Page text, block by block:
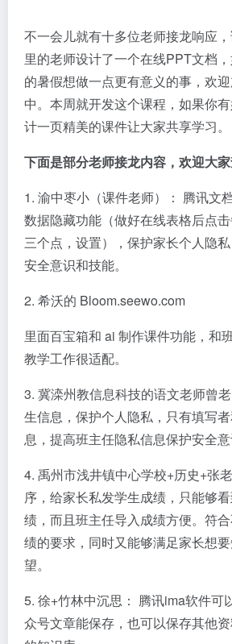
不一会儿就有十多位老师接龙响应
里的老师设计了一个在线PPT文档
的暑假想做一点更有意义的事，欢
中。本周就开发这个课程，如果你
计一页精美的课件让大家共享学习。
下面是部分老师接龙内容，欢迎大家
1. 渝中枣小（课件老师）： 腾讯文
数据隐藏功能（做好在线表格后点
三个点，设置），保护家长个人隐
安全意识和技能。
2. 希沃的 Bloom.seewo.com
里面百宝箱和 ai 制作课件功能，和
教学工作很适配。
3. 冀滦州教信息科技的语文老师曾
生信息，保护个人隐私，只有填写
息，提高班主任隐私信息保护安全
4. 禹州市浅井镇中心学校+历史+张
序，给家长私发学生成绩，只能够
绩，而且班主任导入成绩方便。符
绩的要求，同时又能够满足家长想
望。
5. 徐+竹林中沉思： 腾讯ima软件可
众号文章能保存，也可以保存其他